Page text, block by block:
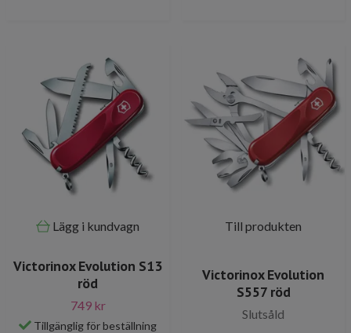
Lägg i kundvagn
Victorinox Evolution S13
röd
749 kr
Tillgänglig för beställning
Till produkten
Victorinox Evolution
S557 röd
Slutsåld